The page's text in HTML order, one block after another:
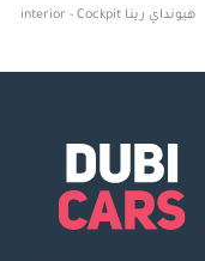
هيونداي رينا interior - Cockpit